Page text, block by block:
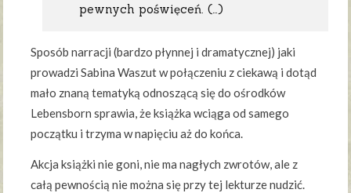
pewnych poświęceń. (…)
Sposób narracji (bardzo płynnej i dramatycznej) jaki
prowadzi Sabina Waszut w połączeniu z ciekawą i dotąd
mało znaną tematyką odnoszącą się do ośrodków
Lebensborn sprawia, że książka wciąga od samego
początku i trzyma w napięciu aż do końca.
Akcja książki nie goni, nie ma nagłych zwrotów, ale z
całą pewnością nie można się przy tej lekturze nudzić.